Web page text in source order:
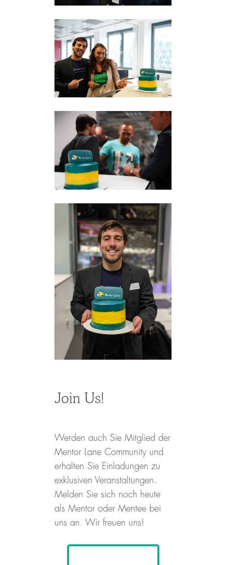
Join Us!
Werden auch Sie Mitglied der
Mentor Lane Community und
erhalten Sie Einladungen zu
exklusiven Veranstaltungen.
Melden Sie sich noch heute
als Mentor oder Mentee bei
uns an. Wir freuen uns!